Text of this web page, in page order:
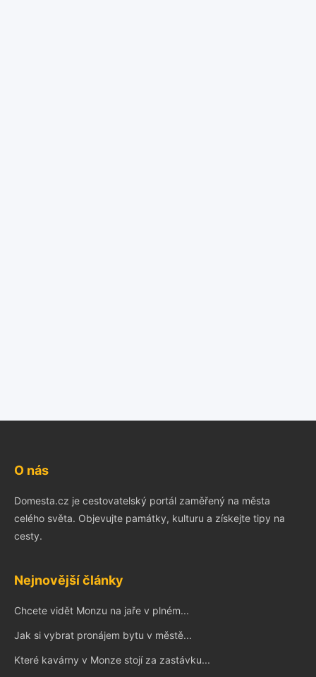
O nás
Domesta.cz je cestovatelský portál zaměřený na města
celého světa. Objevujte památky, kulturu a získejte tipy na
cesty.
Nejnovější články
Chcete vidět Monzu na jaře v plném...
Jak si vybrat pronájem bytu v městě...
Které kavárny v Monze stojí za zastávku...